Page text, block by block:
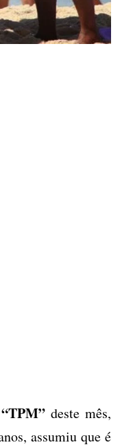
“TPM” deste mês,
assumiu que é